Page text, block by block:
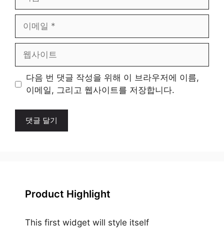
일
트
다음 번 댓글 작성을 위해 이 브라우저에 이름,
이메일, 그리고 웹사이트를 저장합니다.
Product Highlight
This first widget will style itself